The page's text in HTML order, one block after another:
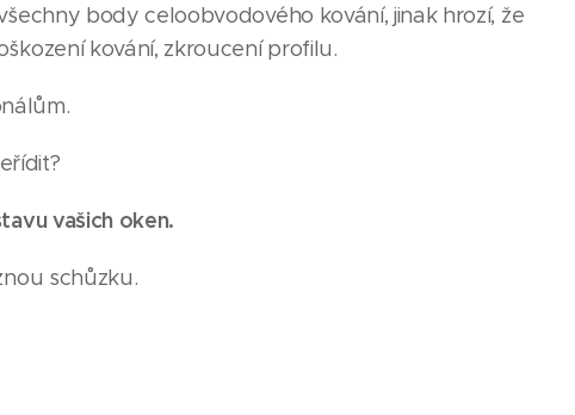
body celoobvodového kování, jinak hrozí, že
kování, zkroucení profilu.
vašich oken.
schůzku.